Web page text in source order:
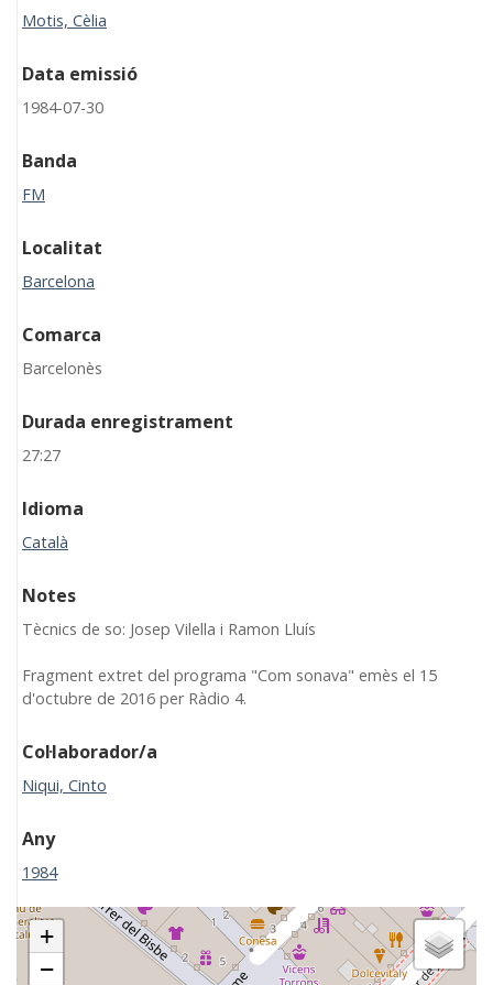
Motis, Cèlia
Data emissió
1984-07-30
Banda
FM
Localitat
Barcelona
Comarca
Barcelonès
Durada enregistrament
27:27
Idioma
Català
Notes
Tècnics de so: Josep Vilella i Ramon Lluís
Fragment extret del programa "Com sonava" emès el 15
d'octubre de 2016 per Ràdio 4.
Col·laborador/a
Niqui, Cinto
Any
1984
+
−